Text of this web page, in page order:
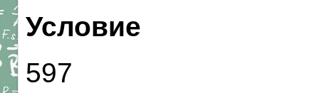
Условие
597